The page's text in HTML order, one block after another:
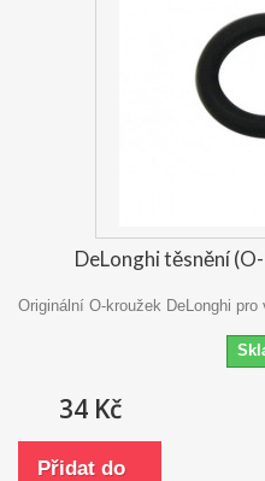
DeLonghi těsnění
Originální O-kroužek DeLonghi
34 Kč
Přidat do